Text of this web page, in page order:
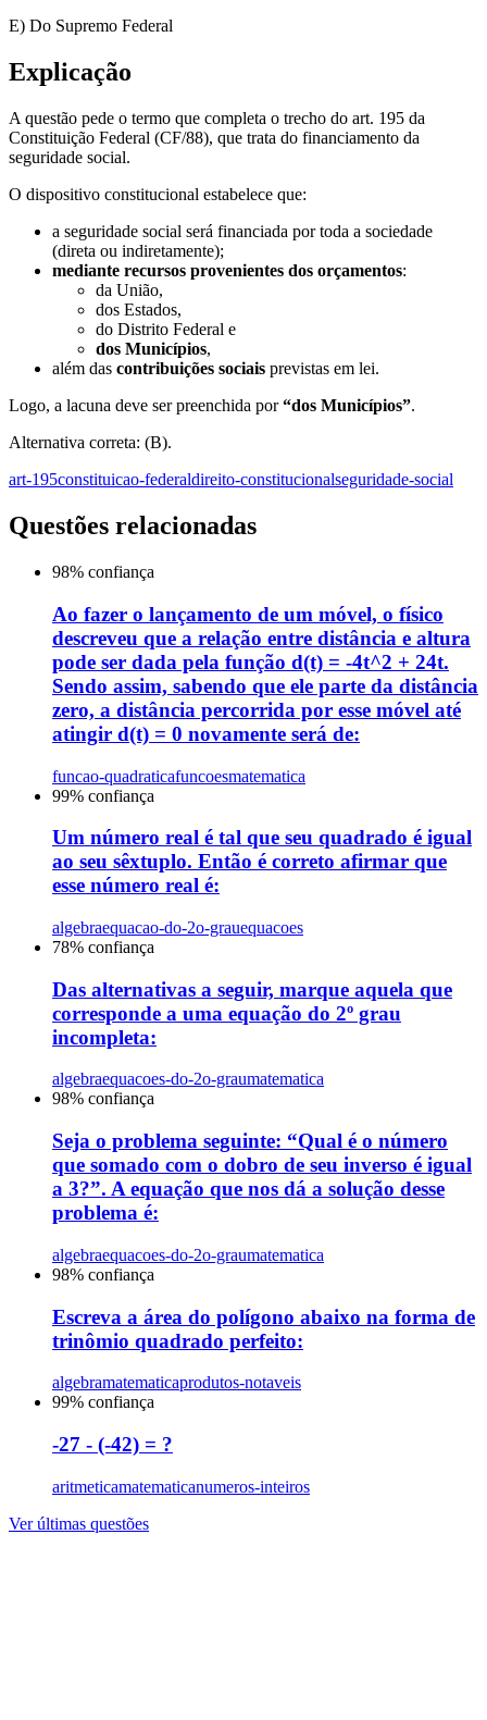
E) Do Supremo Federal
Explicação
A questão pede o termo que completa o trecho do art. 195 da
Constituição Federal (CF/88), que trata do financiamento da
seguridade social.
O dispositivo constitucional estabelece que:
a seguridade social será financiada por toda a sociedade
(direta ou indiretamente);
mediante recursos provenientes dos orçamentos:
da União,
dos Estados,
do Distrito Federal e
dos Municípios,
além das contribuições sociais previstas em lei.
Logo, a lacuna deve ser preenchida por“dos Municípios”.
Alternativa correta: (B).
art-195constituicao-federaldireito-constitucionalseguridade-social
Questões relacionadas
98% confiança
Ao fazer o lançamento de um móvel, o físico
descreveu que a relação entre distância e altura
pode ser dada pela função d(t) = -4t^2 + 24t.
Sendo assim, sabendo que ele parte da distância
zero, a distância percorrida por esse móvel até
atingir d(t) = 0 novamente será de:
funcao-quadraticafuncoesmatematica
99% confiança
Um número real é tal que seu quadrado é igual
ao seu sêxtuplo. Então é correto afirmar que
esse número real é:
algebraequacao-do-2o-grauequacoes
78% confiança
Das alternativas a seguir, marque aquela que
corresponde a uma equação do 2º grau
incompleta:
algebraequacoes-do-2o-graumatematica
98% confiança
Seja o problema seguinte: “Qual é o número
que somado com o dobro de seu inverso é igual
a 3?”. A equação que nos dá a solução desse
problema é:
algebraequacoes-do-2o-graumatematica
98% confiança
Escreva a área do polígono abaixo na forma de
trinômio quadrado perfeito:
algebramatematicaprodutos-notaveis
99% confiança
-27 - (-42) = ?
aritmeticamatematicanumeros-inteiros
Ver últimas questões